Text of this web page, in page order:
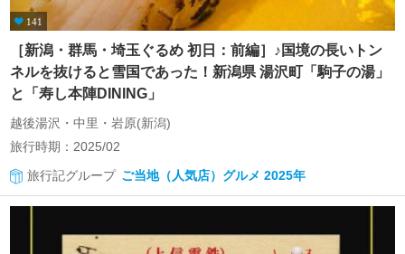
141
［新潟・群馬・埼玉ぐるめ 初日：前編］♪国境の長いトン
ネルを抜けると雪国であった！新潟県 湯沢町「駒子の湯」
と「寿し本陣DINING」
越後湯沢・中里・岩原(新潟)
旅行時期：2025/02
旅行記グループ ご当地（人気店）グルメ 2025年